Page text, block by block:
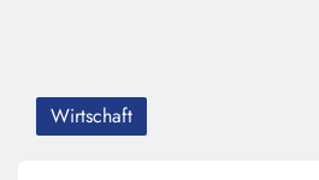
Wirtschaft